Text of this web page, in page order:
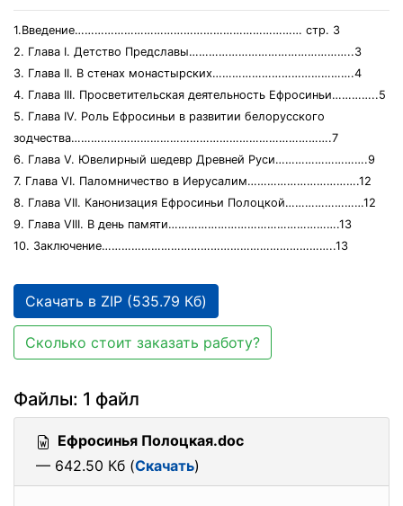
1.Введение…………………………………………………………… стр. 3
2. Глава І. Детство Предславы…………………………………………..3
3. Глава ІІ. В стенах монастырских…………………………………….4
4. Глава ІІІ. Просветительская деятельность Ефросиньи…………..5
5. Глава ІV. Роль Ефросиньи в развитии белорусского
зодчества…………………………………………………………………….7
6. Глава V. Ювелирный шедевр Древней Руси……………………….9
7. Глава VІ. Паломничество в Иерусалим…………………………….12
8. Глава VІІ. Канонизация Ефросиньи Полоцкой……………………12
9. Глава VІІІ. В день памяти…………………………………………….13
10. Заключение……………………………………………………………..13
Скачать в ZIP (535.79 Кб)
Сколько стоит заказать работу?
Файлы: 1 файл
Ефросинья Полоцкая.doc
— 642.50 Кб (Скачать)